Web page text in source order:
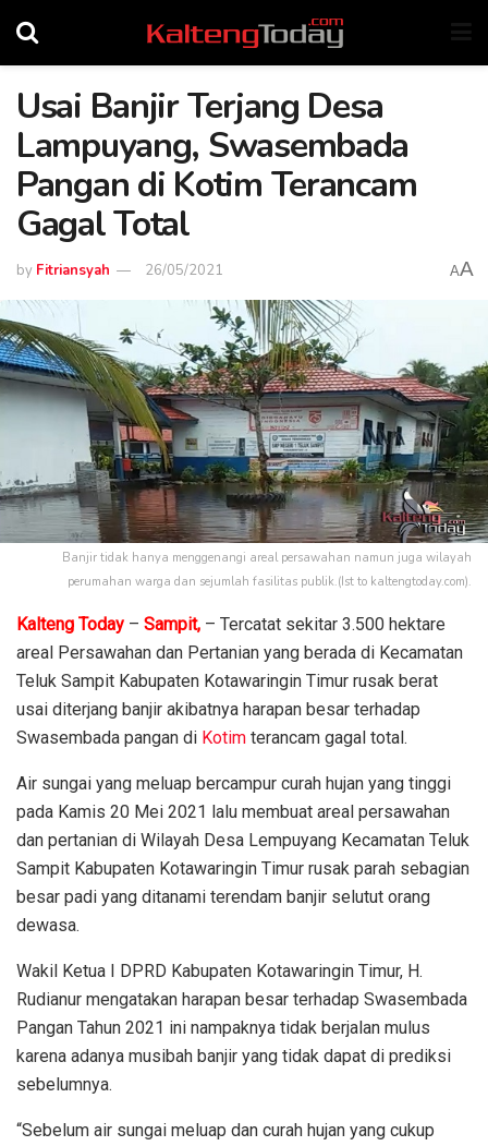
Usai Banjir Terjang Desa
Lampuyang, Swasembada
Pangan di Kotim Terancam
Gagal Total
by Fitriansyah 26/05/2021 AA
Banjir tidak hanya menggenangi areal persawahan namun juga wilayah
perumahan warga dan sejumlah fasilitas publik.(Ist to kaltengtoday.com).
Kalteng Today – Sampit, – Tercatat sekitar 3.500 hektare
areal Persawahan dan Pertanian yang berada di Kecamatan
Teluk Sampit Kabupaten Kotawaringin Timur rusak berat
usai diterjang banjir akibatnya harapan besar terhadap
Swasembada pangan di Kotim terancam gagal total.
Air sungai yang meluap bercampur curah hujan yang tinggi
pada Kamis 20 Mei 2021 lalu membuat areal persawahan
dan pertanian di Wilayah Desa Lempuyang Kecamatan Teluk
Sampit Kabupaten Kotawaringin Timur rusak parah sebagian
besar padi yang ditanami terendam banjir selutut orang
dewasa.
Wakil Ketua I DPRD Kabupaten Kotawaringin Timur, H.
Rudianur mengatakan harapan besar terhadap Swasembada
Pangan Tahun 2021 ini nampaknya tidak berjalan mulus
karena adanya musibah banjir yang tidak dapat di prediksi
sebelumnya.
“Sebelum air sungai meluap dan curah hujan yang cukup